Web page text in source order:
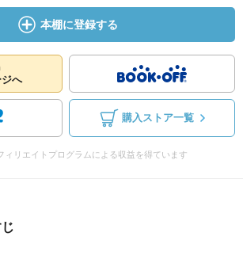
本棚に登録する
へ
購入ストア一覧
ィリエイトプログラムによる収益を得ています